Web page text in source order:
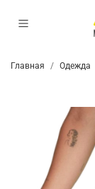
Главная Одежда